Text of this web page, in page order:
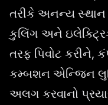
તરીકે અનન્ય સ્થાન
કુલિંગ અને
તરફ પિવોટ કરીને,
કમ્બશન એન્જિન
અલગ કરવાનો